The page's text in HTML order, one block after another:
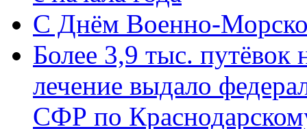
C Днём Военно-
Более 3,9 тыс. путёвок
лечение выдало
СФР по